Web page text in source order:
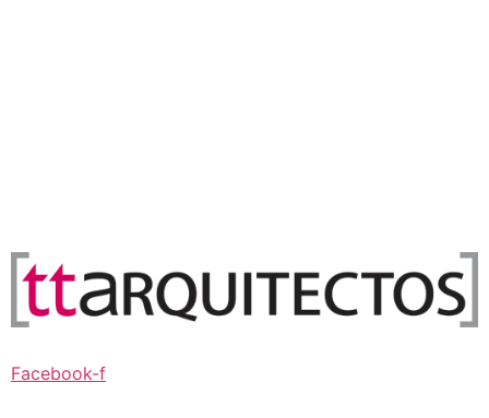
Facebook-f